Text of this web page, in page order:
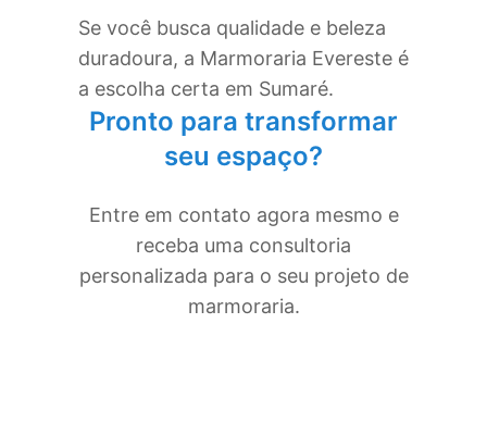
Se você busca qualidade e beleza
duradoura, a Marmoraria Evereste é
a escolha certa em Sumaré.
Pronto para transformar
seu espaço?
Entre em contato agora mesmo e
receba uma consultoria
personalizada para o seu projeto de
marmoraria.